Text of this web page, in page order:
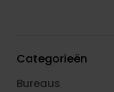
Categorieën
Bureaus